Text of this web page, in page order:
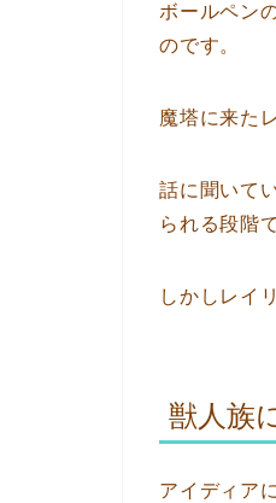
ボールペン
のです。
魔塔に来た
話に聞いて
られる段階
しかしレイ
獣人族
アイディア